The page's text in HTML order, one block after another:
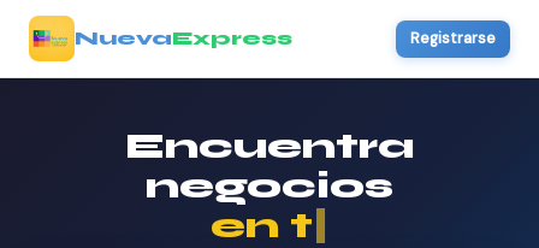
NuevaExpress Registrarse
Encuentra
negocios
en tu